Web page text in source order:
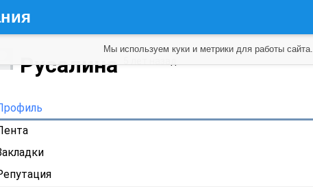
Русалина
Мы используем куки и метрики для работы сайта.